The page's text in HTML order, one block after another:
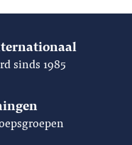
sinds 1985